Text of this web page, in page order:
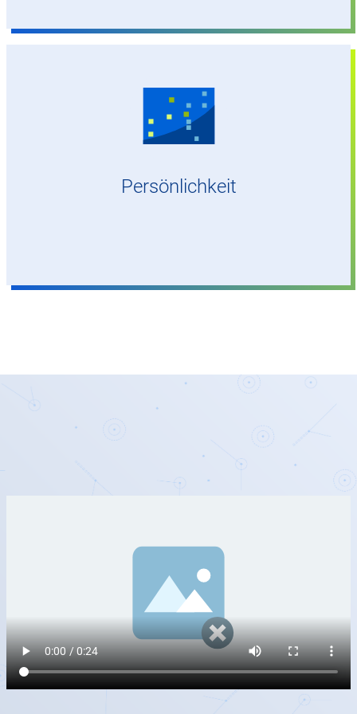
Persönlichkeit
Technikaffinität, hohe Selbstständigkeit,
analytische Arbeitsweise, Teamfähigkeit,